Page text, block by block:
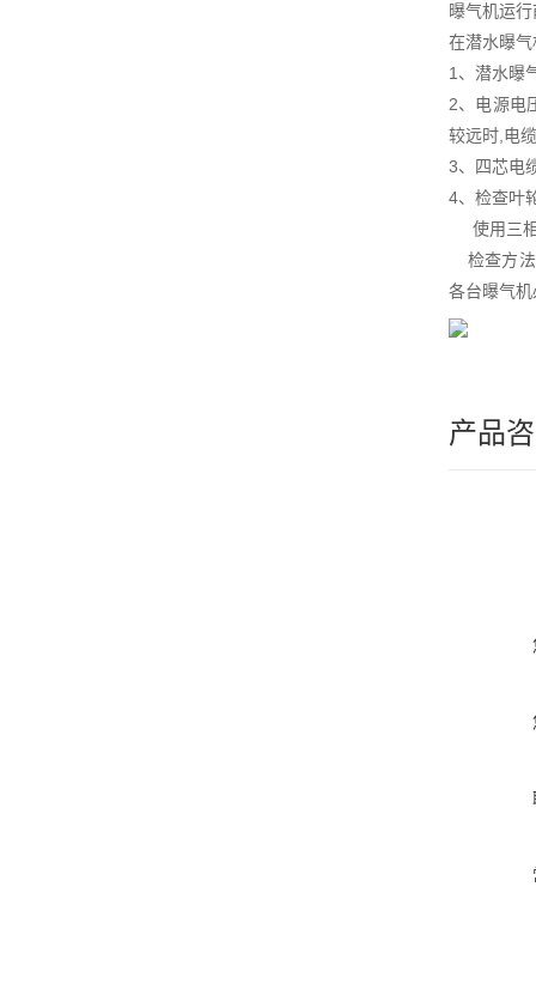
曝气机运
在潜水曝
1、潜水曝
2、电源电
较远时,电
3、四芯电
4、检查叶
使用三相
检查方法
各台曝气
产品